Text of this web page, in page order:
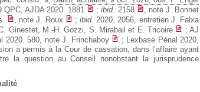
QPC, AJDA 2020. 1881
;ibid. 2158
, note J. Bonnet
, note J. Roux ;ibid. 2020. 2056, entretien J. Falxa
Ginestet, M.-H. Gozzi, S. Mirabail et E. Tricoire
; AJ
2020. 580, note J. Frinchaboy
; Lexbase Pénal 2020,
a permis à la Cour de cassation, dans l’affaire ayant
la question au Conseil nonobstant la jurisprudence